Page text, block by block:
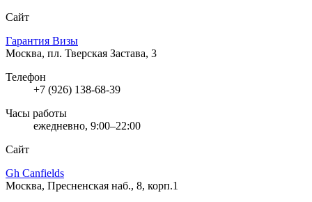
Сайт
Гарантия Визы
Москва, пл. Тверская Застава, 3
Телефон
+7 (926) 138-68-39
Часы работы
ежедневно, 9:00–22:00
Сайт
Gh Canfields
Москва, Пресненская наб., 8, корп.1